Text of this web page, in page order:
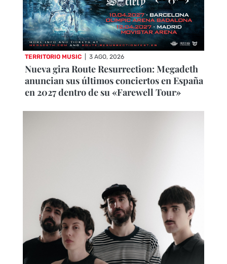
TERRITORIO MUSIC 3 AGO, 2026
Nueva gira Route Resurrection: Megadeth
anuncian sus últimos conciertos en España
en 2027 dentro de su «Farewell Tour»